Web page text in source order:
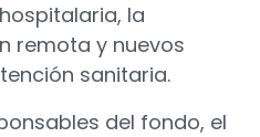
la
remota y nuevos
sanitaria.
del fondo, el